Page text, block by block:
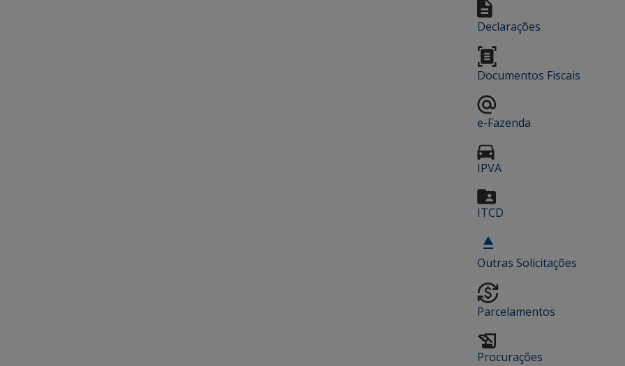
Declarações
Documentos Fiscais
e-Fazenda
IPVA
ITCD
Outras Solicitações
Parcelamentos
Procurações